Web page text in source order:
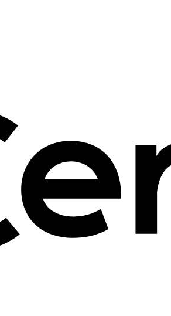
le
un philosophe qui intègre d’emblée
de pouvoir"